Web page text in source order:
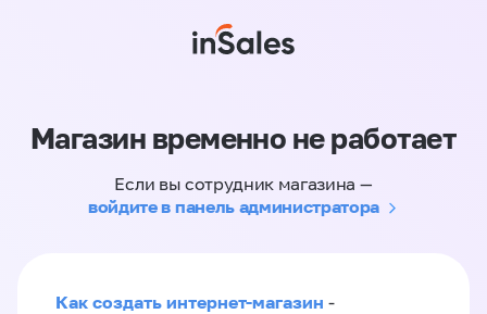
Магазин временно не работает
Если вы сотрудник магазина —
войдите в панель администратора
Как создать интернет-магазин -